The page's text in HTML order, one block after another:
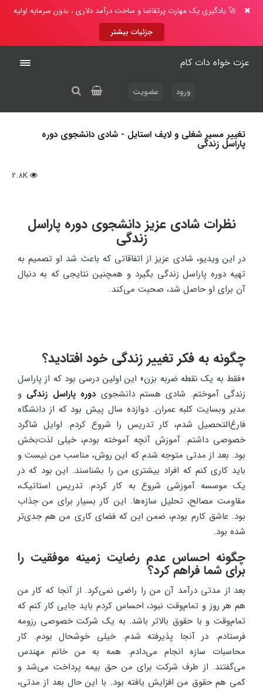
🚀 یادگیری یک مهارت پرتقاضا و ساخت درآمد دلاری ، بدون سرمایه اولیه
جزئیات بیشتر
عزت خواه دات کام
ورود عضویت
تغییر مسیر شغلی و لایف استایل - شادی دانشجوی دوره
پاراسل زندگی
نظرات شادی عزیز دانشجوی دوره پاراسل
زندگی
در این ویدیو، شادی عزیز از اتفاقاتی که باعث شد او تصمیم به
تهیه دوره پاراسل زندگی بگیرد و همچنین نتایجی که به دنبال
آن برای او حاصل شد، صحبت می‌کند.
چگونه به فکر تغییر زندگی خود افتادید؟
«فقط به یک نقطه ضربه بزن» این اولین درسی بود که از پاراسل
زندگی آموختم. شادی هستم دانشجوی دوره پاراسل زندگی و
مدیر وبسایت کلبه عمران. دوازده سال پیش بود که از دانشگاه
فارغ‌التحصیل شدم، کار تدریس را شروع کردم. اوایل شاگرد
خصوصی داشتم. آموزش آنچه آموخته بودم، خیلی لذت‌بخش
بود. بعد از مدتی متوجه شدم که این روش، مناسب من نیست و
باید کاری کنم که افراد بیشتری من را بشناسند. این بود که در
یک موسسه آموزشی شروع به کار کردم. تدریس استاتیک،
مقاومت مصالح، تحلیل سازه‌ها. این کار بسیار برای من جذاب
بود. عاشق کارم بودم، ضمن این که فضای کاری من هم جدی‌تر
شده بود.
چگونه احساس عدم رضایت زمینه موفقیت را
برای شما فراهم کرد؟
بعد از مدتی درآمد آن من را راضی نمی‌کرد. از آنجا که کار من
هم هر روز و تمام‌وقت نبود، احساس کردم باید جایی کار کنم که
تمام‌وقت و با حقوق بالاتر باشد. به یک شرکت خصوصی رزومه
فرستادم. در آنجا پذیرفته شدم. خیلی خوشحال بودم. کار
محاسبات سازه انجام می‌دادم. همه به من خانم مهندس
می‌گفتند. از طرف شرکت برای من حق بیمه پرداخت می‌شد و
کمی هم حقوق من افزایش یافته بود. با این حال بعد از مدتی،